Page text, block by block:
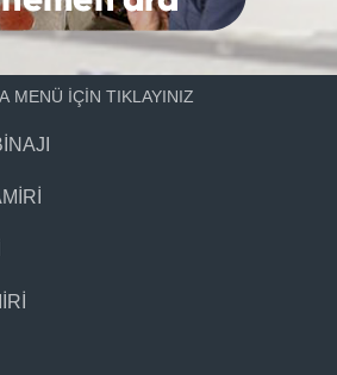
MENÜ İÇİN TIKLAYINIZ